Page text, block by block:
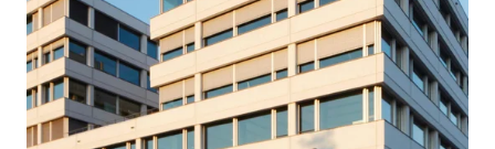
Hochmoderne Lösungen verlangen einen
hochkompetenten Umsetzungspartner – mit
Adnovums Expertise gelang ein nahtloser
Übergang zum neuen CIAM bei SIX